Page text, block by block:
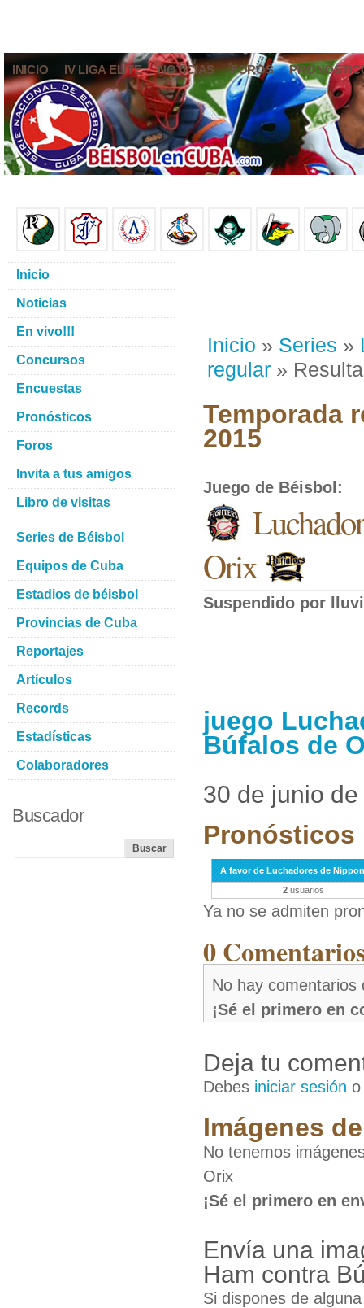
INICIO IV LIGA ELITE NOTICIAS FOROS
Inicio » Series »
regular »
Temporada
2015
Juego de Béisbol :
Orix
Suspendido por
juego
Búfalos de
30 de junio
Pronósticos
A favor de Luchadores de
2 usuarios
Ya no se admiten
0
No hay comentarios
¡Sé el primero en
Deja tu
Debes iniciar sesión
Imágenes
No tenemos
Orix
¡Sé el primero en
Envía una
Ham contra
Si dispones de
Inicio
Noticias
En vivo!!!
Concursos
Encuestas
Pronósticos
Foros
Invita a tus amigos
Libro de visitas
Series de Béisbol
Equipos de Cuba
Estadios de béisbol
Provincias de Cuba
Reportajes
Artículos
Records
Estadísticas
Colaboradores
Buscador